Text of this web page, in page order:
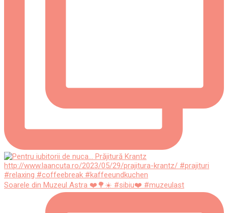
Soarele din Muzeul Astra ❤️🌳☀️ #sibiu❤️ #muzeulast